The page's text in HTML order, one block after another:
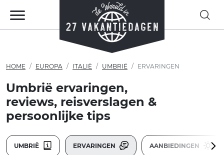
HOME EUROPA ITALIË UMBRIË ERVARINGEN
Umbrië ervaringen,
reviews, reisverslagen &
persoonlijke tips
UMBRIË ERVARINGEN AANBIEDINGEN